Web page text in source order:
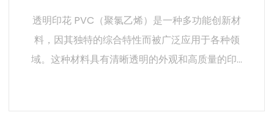
透明印花 PVC（聚氯乙烯）是一种多功能创新材
料，因其独特的综合特性而被广泛应用于各种领
域。这种材料具有清晰透明的外观和高质量的印...